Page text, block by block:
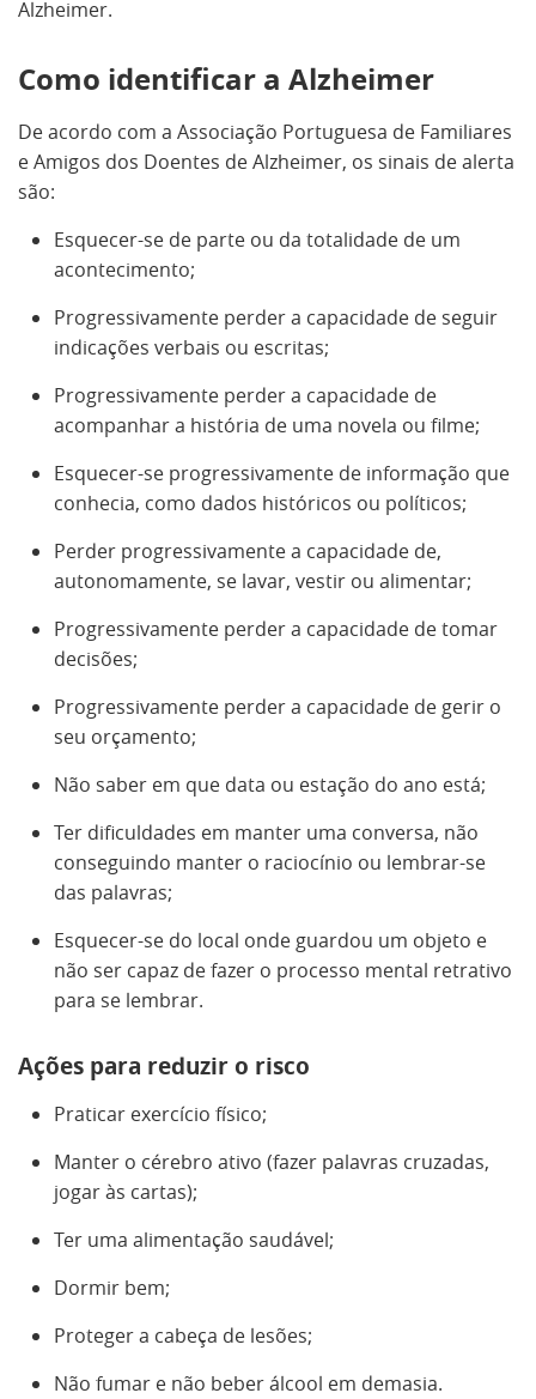
Alzheimer.
Como identificar a Alzheimer
De acordo com a Associação Portuguesa de Familiares
e Amigos dos Doentes de Alzheimer, os sinais de alerta
são:
Esquecer-se de parte ou da totalidade de um
acontecimento;
Progressivamente perder a capacidade de seguir
indicações verbais ou escritas;
Progressivamente perder a capacidade de
acompanhar a história de uma novela ou filme;
Esquecer-se progressivamente de informação que
conhecia, como dados históricos ou políticos;
Perder progressivamente a capacidade de,
autonomamente, se lavar, vestir ou alimentar;
Progressivamente perder a capacidade de tomar
decisões;
Progressivamente perder a capacidade de gerir o
seu orçamento;
Não saber em que data ou estação do ano está;
Ter dificuldades em manter uma conversa, não
conseguindo manter o raciocínio ou lembrar-se
das palavras;
Esquecer-se do local onde guardou um objeto e
não ser capaz de fazer o processo mental retrativo
para se lembrar.
Ações para reduzir o risco
Praticar exercício físico;
Manter o cérebro ativo (fazer palavras cruzadas,
jogar às cartas);
Ter uma alimentação saudável;
Dormir bem;
Proteger a cabeça de lesões;
Não fumar e não beber álcool em demasia.